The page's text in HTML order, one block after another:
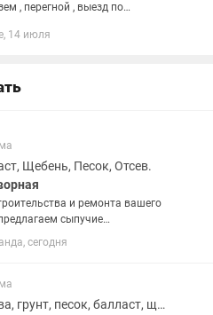
, перегной , выезд по
14 июля
Щебень, Песок, Отсев.
и ремонта вашего
сыпучие
материалы : Балласт
мытый, Песок штукатурный
Доставляем по городу и в...
сегодня
Дресва, грунт, песок, балласт, щебень